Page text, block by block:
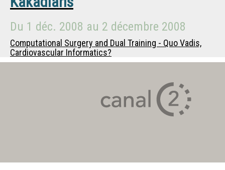
Du 1 déc. 2008 au 2 décembre 2008
Computational Surgery and Dual Training - Quo Vadis,
Cardiovascular Informatics?